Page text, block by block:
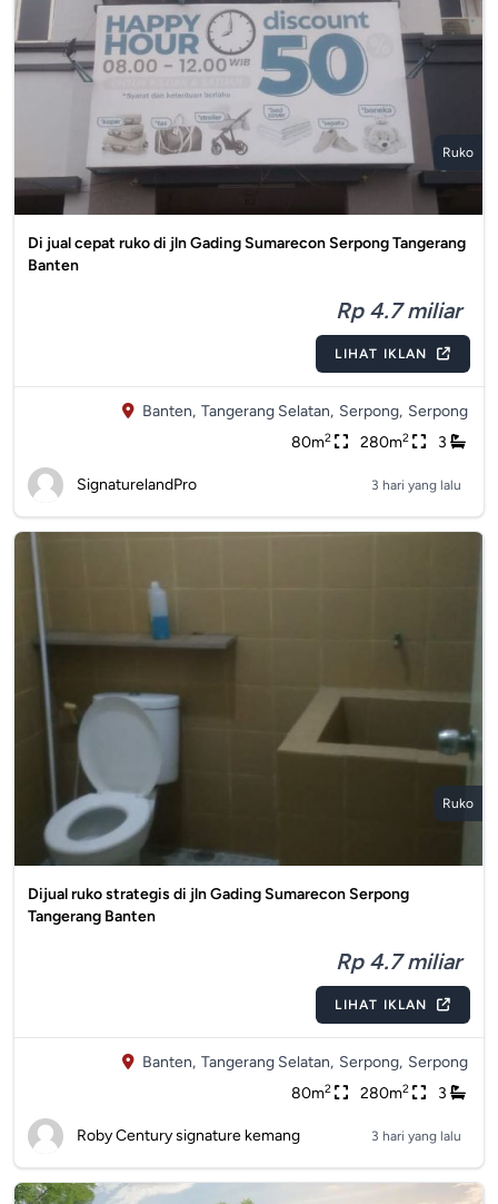
Ruko
Di jual cepat ruko di jln Gading Sumarecon Serpong Tangerang
Banten
Rp 4.7 miliar
LIHAT IKLAN
Banten, Tangerang Selatan, Serpong, Serpong
80m2 280m2 3
SignaturelandPro 3 hari yang lalu
Ruko
Dijual ruko strategis di jln Gading Sumarecon Serpong
Tangerang Banten
Rp 4.7 miliar
LIHAT IKLAN
Banten, Tangerang Selatan, Serpong, Serpong
80m2 280m2 3
Roby Century signature kemang 3 hari yang lalu